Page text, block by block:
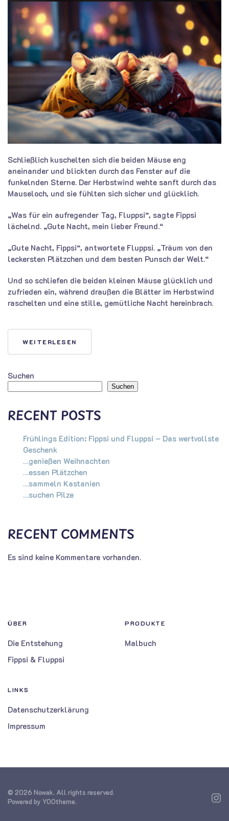
Schließlich kuschelten sich die beiden Mäuse eng
aneinander und blickten durch das Fenster auf die
funkelnden Sterne. Der Herbstwind wehte sanft durch das
Mauseloch, und sie fühlten sich sicher und glücklich.
„Was für ein aufregender Tag, Fluppsi“, sagte Fippsi
lächelnd. „Gute Nacht, mein lieber Freund.“
„Gute Nacht, Fippsi“, antwortete Fluppsi. „Träum von den
leckersten Plätzchen und dem besten Punsch der Welt.“
Und so schliefen die beiden kleinen Mäuse glücklich und
zufrieden ein, während draußen die Blätter im Herbstwind
raschelten und eine stille, gemütliche Nacht hereinbrach.
WEITERLESEN
Suchen
Suchen
RECENT POSTS
Frühlings Edition: Fippsi und Fluppsi – Das wertvollste
Geschenk
…genießen Weihnachten
…essen Plätzchen
…sammeln Kastanien
…suchen Pilze
RECENT COMMENTS
Es sind keine Kommentare vorhanden.
ÜBER
Die Entstehung
Fippsi & Fluppsi
PRODUKTE
Malbuch
LINKS
Datenschutzerklärung
Impressum
© 2026 Nowak. All rights reserved.
Powered by YOOtheme.